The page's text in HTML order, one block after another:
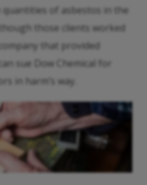
of asbestos in the
those clients worked
that provided
sue Dow Chemical for
in harm’s way.